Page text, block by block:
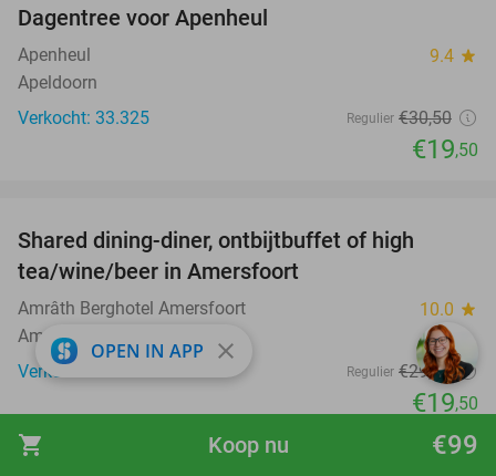
shopping_cart €99
Koop nu
Dagentree voor Apenheul
Apenheul 9.4 star
Apeldoorn
Verkocht: 33.325
Regulier €30,50
€19,50
Shared dining-diner, ontbijtbuffet of high
tea/wine/beer in Amersfoort
Amrâth Berghotel Amersfoort 10.0 star
Amersfoort
Verkocht: 119
Regulier €29,50
€19,50
favorite_border
OPEN IN APP close